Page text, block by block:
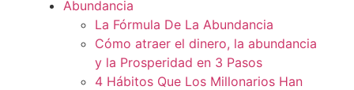
Abundancia
La Fórmula De La Abundancia
Cómo atraer el dinero, la abundancia
y la Prosperidad en 3 Pasos
4 Hábitos Que Los Millonarios Han